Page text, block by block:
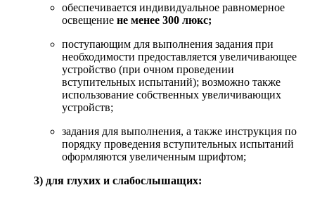
обеспечивается индивидуальное равномерное
освещение не менее 300 люкс;
поступающим для выполнения задания при
необходимости предоставляется увеличивающее
устройство (при очном проведении
вступительных испытаний); возможно также
использование собственных увеличивающих
устройств;
задания для выполнения, а также инструкция по
порядку проведения вступительных испытаний
оформляются увеличенным шрифтом;
3) для глухих и слабослышащих: